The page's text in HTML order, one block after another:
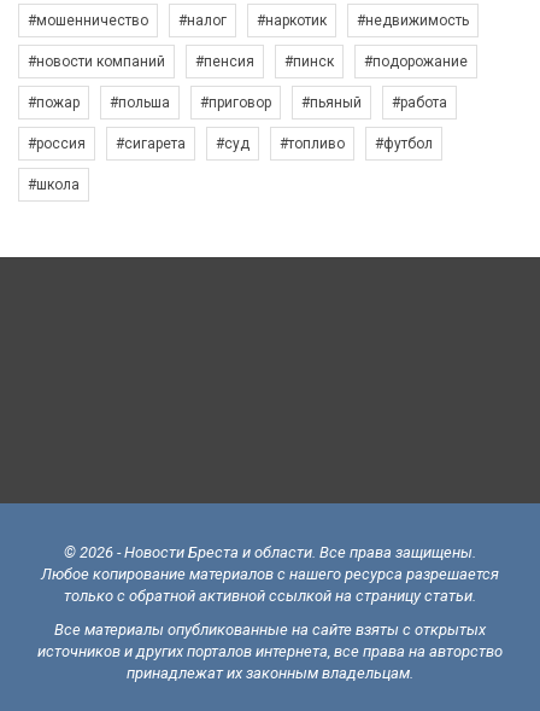
#мошенничество #налог #наркотик #недвижимость
#новости компаний #пенсия #пинск #подорожание
#пожар #польша #приговор #пьяный #работа
#россия #сигарета #суд #топливо #футбол
#школа
© 2026 - Новости Бреста и области. Все права защищены.
Любое копирование материалов с нашего ресурса разрешается
только с обратной активной ссылкой на страницу статьи.
Все материалы опубликованные на сайте взяты с открытых
источников и других порталов интернета, все права на авторство
принадлежат их законным владельцам.